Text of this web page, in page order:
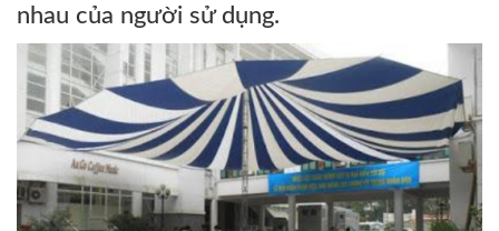
nhau của người sử dụng.